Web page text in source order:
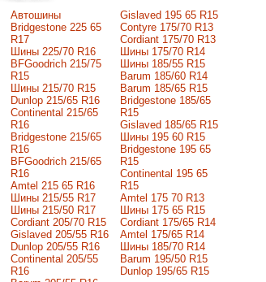
Автошины
Bridgestone 225 65
R17
Шины 225/70 R16
BFGoodrich 215/75
R15
Шины 215/70 R15
Dunlop 215/65 R16
Continental 215/65
R16
Bridgestone 215/65
R16
BFGoodrich 215/65
R16
Amtel 215 65 R16
Шины 215/55 R17
Шины 215/50 R17
Сordiant 205/70 R15
Gislaved 205/55 R16
Dunlop 205/55 R16
Continental 205/55
R16
Gislaved 195 65 R15
Contyre 175/70 R13
Cordiant 175/70 R13
Шины 175/70 R14
Шины 185/55 R15
Barum 185/60 R14
Barum 185/65 R15
Bridgestone 185/65
R15
Gislaved 185/65 R15
Шины 195 60 R15
Bridgestone 195 65
R15
Continental 195 65
R15
Amtel 175 70 R13
Шины 175 65 R15
Cordiant 175/65 R14
Amtel 175/65 R14
Шины 185/70 R14
Barum 195/50 R15
Dunlop 195/65 R15